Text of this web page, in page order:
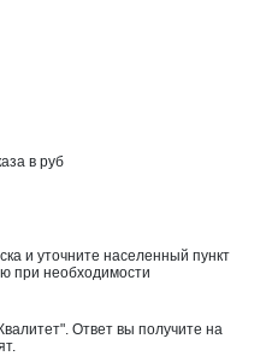
в руб
и уточните населенный пункт
при необходимости
Ответ вы получите на